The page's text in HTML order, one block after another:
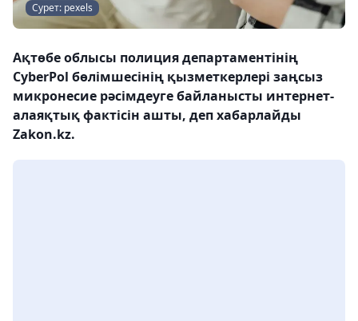
Сурет: pexels
Ақтөбе облысы полиция департаментінің
CyberPol бөлімшесінің қызметкерлері заңсыз
микронесие рәсімдеуге байланысты интернет-
алаяқтық фактісін ашты, деп хабарлайды
Zakon.kz.